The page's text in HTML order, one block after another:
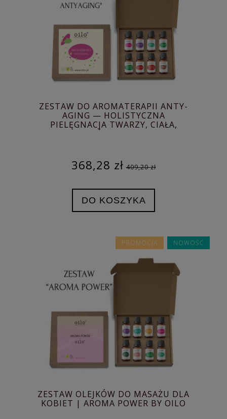
ZESTAW DO AROMATERAPII ANTY-
AGING — HOLISTYCZNA
PIELĘGNACJA TWARZY, CIAŁA,
WŁOSÓW I UMYSŁU
368,28 zł 409,20 zł
DO KOSZYKA
ZESTAW OLEJKÓW DO MASAŻU DLA
KOBIET | AROMA POWER BY OILO
PROMOCJA NOWOŚĆ